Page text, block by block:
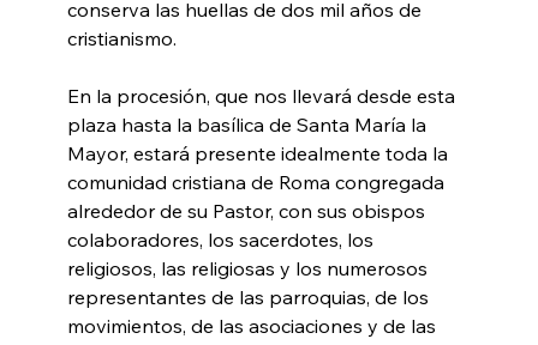
conserva las huellas de dos mil años de
cristianismo.
En la procesión, que nos llevará desde esta
plaza hasta la basílica de Santa María la
Mayor, estará presente idealmente toda la
comunidad cristiana de Roma congregada
alrededor de su Pastor, con sus obispos
colaboradores, los sacerdotes, los
religiosos, las religiosas y los numerosos
representantes de las parroquias, de los
movimientos, de las asociaciones y de las